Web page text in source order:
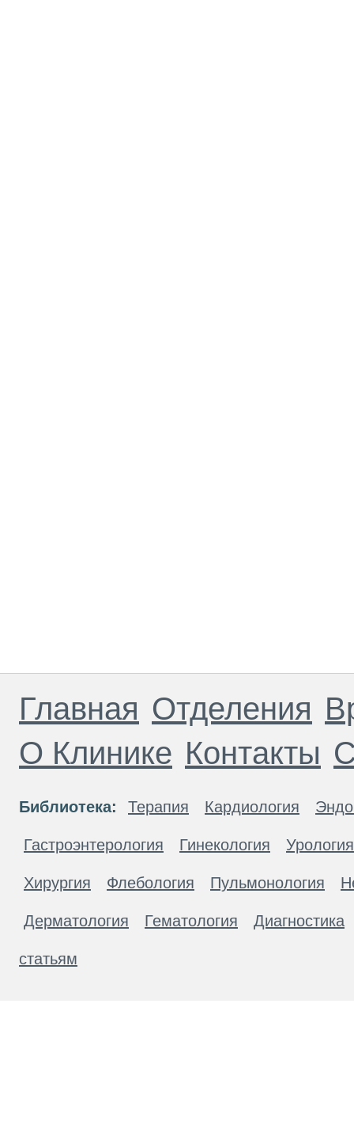
Главная Отделения
О Клинике Контакты
Библиотека: Терапия Кардиология
Гастроэнтерология Гинекология Урология
Хирургия Флебология Пульмонология
Дерматология Гематология Диагностика
статьям